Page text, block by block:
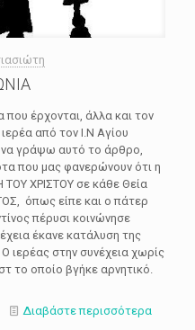
έρχονται, άλλα και τον
από τον Ι.Ν Αγίου
να γράψω αυτό το άρθρο,
που μας φανερώνουν ότι η
ΤΟΥ ΧΡΙΣΤΟΥ σε κάθε Θεία
όπως είπε και ο πάτερ
πέρυσι κοινώνησε
έκανε κατάλυση της
ιερέας στην συνέχεια χωρίς
το οποίο βγήκε αρνητικό.
Διαβάστε περισσότερα